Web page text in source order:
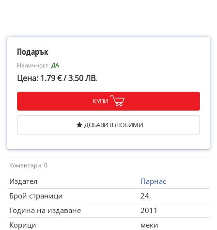
Подарък
Наличност:ДА
Цена: 1.79 € / 3.50 ЛВ.
КУПИ
ДОБАВИ В ЛЮБИМИ
Коментари: 0
Издател
Парнас
Брой страници
24
Година на издаване
2011
Корици
меки